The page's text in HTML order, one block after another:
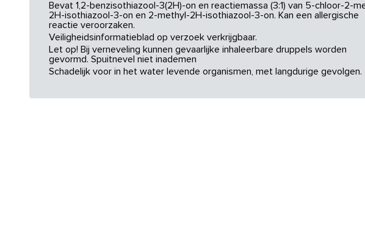
Bevat 1,2-benzisothiazool-3(2H)-on en reactiemassa (3:1) van 5-chloor-2-
2H-isothiazool-3-on en 2-methyl-2H-isothiazool-3-on. Kan een allergische
reactie veroorzaken.
Veiligheidsinformatieblad op verzoek verkrijgbaar.
Let op! Bij verneveling kunnen gevaarlijke inhaleerbare druppels worden
gevormd. Spuitnevel niet inademen
Schadelijk voor in het water levende organismen, met langdurige gevolgen.